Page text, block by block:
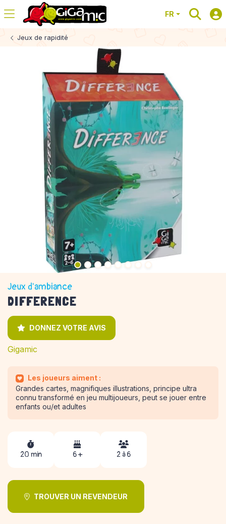
FR
Jeux de rapidité
Jeux d'ambiance
DIFFERENCE
DONNEZ VOTRE AVIS
Gigamic
Les joueurs aiment :
Grandes cartes, magnifiques illustrations, principe ultra
connu transformé en jeu multijoueurs, peut se jouer entre
enfants ou/et adultes
20 min 6 + 2 à 6
TROUVER UN REVENDEUR